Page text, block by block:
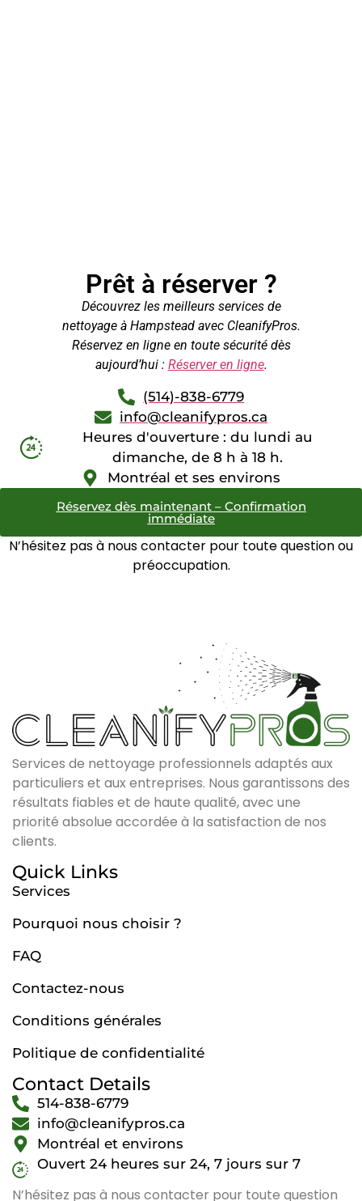
Prêt à réserver ?
Découvrez les meilleurs services de
nettoyage à Hampstead avec CleanifyPros.
Réservez en ligne en toute sécurité dès
aujourd’hui : Réserver en ligne.
(514)-838-6779
info@cleanifypros.ca
Heures d'ouverture : du lundi au
dimanche, de 8 h à 18 h.
Montréal et ses environs
Réservez dès maintenant – Confirmation
immédiate
N’hésitez pas à nous contacter pour toute question ou
préoccupation.
Services de nettoyage professionnels adaptés aux
particuliers et aux entreprises. Nous garantissons des
résultats fiables et de haute qualité, avec une
priorité absolue accordée à la satisfaction de nos
clients.
Quick Links
Services
Pourquoi nous choisir ?
FAQ
Contactez-nous
Conditions générales
Politique de confidentialité
Contact Details
514-838-6779
info@cleanifypros.ca
Montréal et environs
Ouvert 24 heures sur 24, 7 jours sur 7
N’hésitez pas à nous contacter pour toute question